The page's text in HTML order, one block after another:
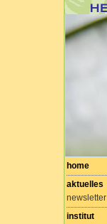
home
aktuelles
newsletter
institut